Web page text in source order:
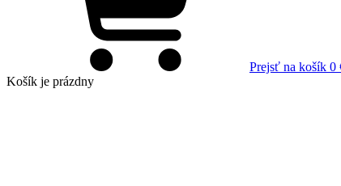
Prejsť na košík 0
Košík je prázdny